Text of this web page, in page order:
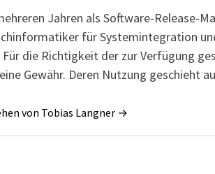
Jahren als Software-Release-
für Systemintegration
Für die Richtigkeit der zur Verfügung
Gewähr. Deren Nutzung geschieht
von Tobias Langner →